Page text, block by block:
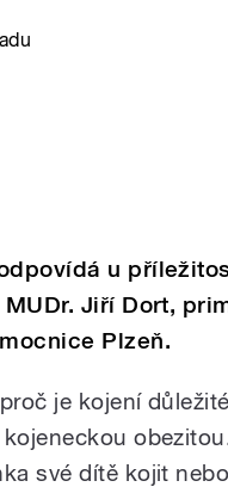
u
Jiří Dort,
Plzeň.
je kojení
své dítě kojit